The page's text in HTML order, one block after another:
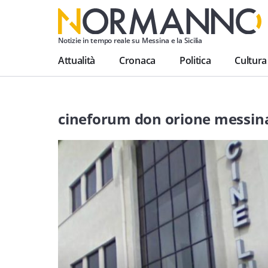
Notizie in tempo reale su Messina e la Sicilia
Attualità Cronaca Politica Cultura
cineforum don orione